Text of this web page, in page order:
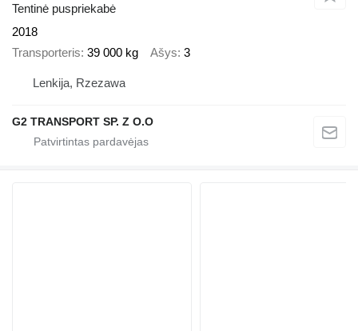
Tentinė puspriekabė
2018
Transporteris 39 000 kg Ašys 3
Lenkija, Rzezawa
G2 TRANSPORT SP. Z O.O